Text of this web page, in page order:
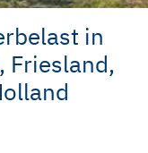
in
Friesland,